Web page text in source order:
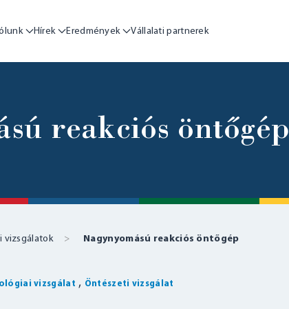
Hírek Eredmények Vállalati partnerek
reakciós öntőgép
vizsgálatok Nagynyomású reakciós öntőgép
vizsgálat , Öntészeti vizsgálat